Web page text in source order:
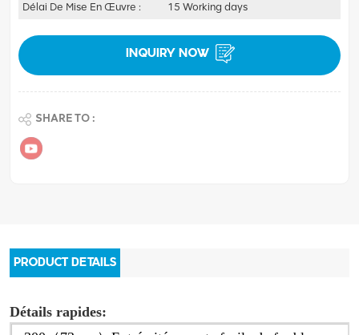
Délai De Mise En Œuvre :
15 Working days
INQUIRY NOW
SHARE TO :
PRODUCT DETAILS
Détails rapides: